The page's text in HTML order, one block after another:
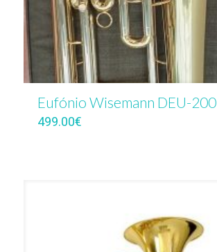
Eufónio Wisemann DEU-200
499.00€